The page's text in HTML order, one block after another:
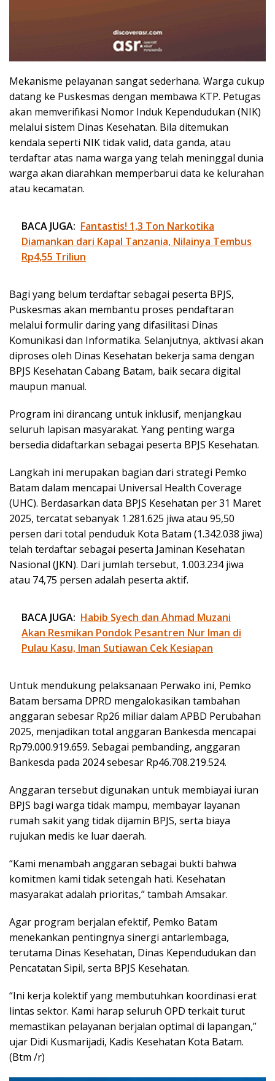
Mekanisme pelayanan sangat sederhana. Warga cukup
datang ke Puskesmas dengan membawa KTP. Petugas
akan memverifikasi Nomor Induk Kependudukan (NIK)
melalui sistem Dinas Kesehatan. Bila ditemukan
kendala seperti NIK tidak valid, data ganda, atau
terdaftar atas nama warga yang telah meninggal dunia
warga akan diarahkan memperbarui data ke kelurahan
atau kecamatan.
BACA JUGA: Fantastis! 1,3 Ton Narkotika
Diamankan dari Kapal Tanzania, Nilainya Tembus
Rp4,55 Triliun
Bagi yang belum terdaftar sebagai peserta BPJS,
Puskesmas akan membantu proses pendaftaran
melalui formulir daring yang difasilitasi Dinas
Komunikasi dan Informatika. Selanjutnya, aktivasi akan
diproses oleh Dinas Kesehatan bekerja sama dengan
BPJS Kesehatan Cabang Batam, baik secara digital
maupun manual.
Program ini dirancang untuk inklusif, menjangkau
seluruh lapisan masyarakat. Yang penting warga
bersedia didaftarkan sebagai peserta BPJS Kesehatan.
Langkah ini merupakan bagian dari strategi Pemko
Batam dalam mencapai Universal Health Coverage
(UHC). Berdasarkan data BPJS Kesehatan per 31 Maret
2025, tercatat sebanyak 1.281.625 jiwa atau 95,50
persen dari total penduduk Kota Batam (1.342.038 jiwa)
telah terdaftar sebagai peserta Jaminan Kesehatan
Nasional (JKN). Dari jumlah tersebut, 1.003.234 jiwa
atau 74,75 persen adalah peserta aktif.
BACA JUGA: Habib Syech dan Ahmad Muzani
Akan Resmikan Pondok Pesantren Nur Iman di
Pulau Kasu, Iman Sutiawan Cek Kesiapan
Untuk mendukung pelaksanaan Perwako ini, Pemko
Batam bersama DPRD mengalokasikan tambahan
anggaran sebesar Rp26 miliar dalam APBD Perubahan
2025, menjadikan total anggaran Bankesda mencapai
Rp79.000.919.659. Sebagai pembanding, anggaran
Bankesda pada 2024 sebesar Rp46.708.219.524.
Anggaran tersebut digunakan untuk membiayai iuran
BPJS bagi warga tidak mampu, membayar layanan
rumah sakit yang tidak dijamin BPJS, serta biaya
rujukan medis ke luar daerah.
“Kami menambah anggaran sebagai bukti bahwa
komitmen kami tidak setengah hati. Kesehatan
masyarakat adalah prioritas,” tambah Amsakar.
Agar program berjalan efektif, Pemko Batam
menekankan pentingnya sinergi antarlembaga,
terutama Dinas Kesehatan, Dinas Kependudukan dan
Pencatatan Sipil, serta BPJS Kesehatan.
“Ini kerja kolektif yang membutuhkan koordinasi erat
lintas sektor. Kami harap seluruh OPD terkait turut
memastikan pelayanan berjalan optimal di lapangan,”
ujar Didi Kusmarijadi, Kadis Kesehatan Kota Batam.
(Btm /r)